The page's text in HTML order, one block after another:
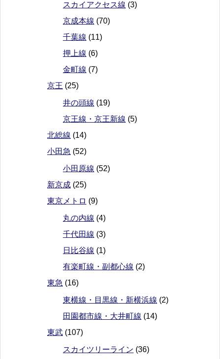
スカイアクセス線 (3)
京成本線 (70)
千葉線 (11)
押上線 (6)
金町線 (7)
京王 (25)
井の頭線 (19)
京王線・京王新線 (5)
北総線 (14)
小田急 (52)
小田原線 (52)
新京成 (25)
東京メトロ (9)
丸の内線 (4)
千代田線 (3)
日比谷線 (1)
有楽町線・副都心線 (2)
東急 (16)
東横線・目黒線・新横浜線 (2)
田園都市線・大井町線 (14)
東武 (107)
スカイツリーライン (36)